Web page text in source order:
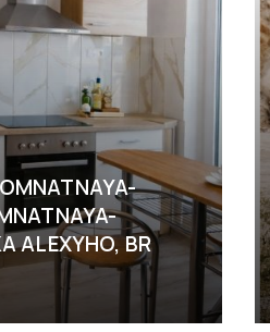
ALEXYHO, BR